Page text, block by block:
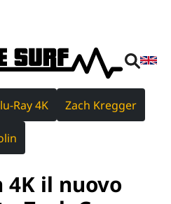
Ray 4K Zach Kregger
4K il nuovo